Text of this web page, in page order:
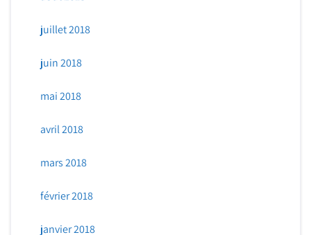
juillet 2018
juin 2018
mai 2018
avril 2018
mars 2018
février 2018
janvier 2018